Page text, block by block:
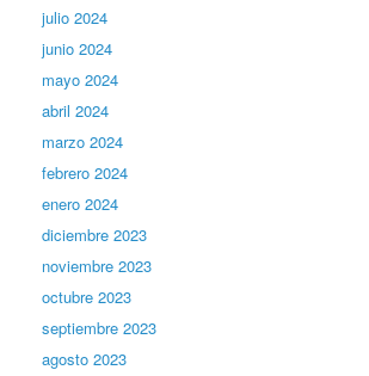
julio 2024
junio 2024
mayo 2024
abril 2024
marzo 2024
febrero 2024
enero 2024
diciembre 2023
noviembre 2023
octubre 2023
septiembre 2023
agosto 2023